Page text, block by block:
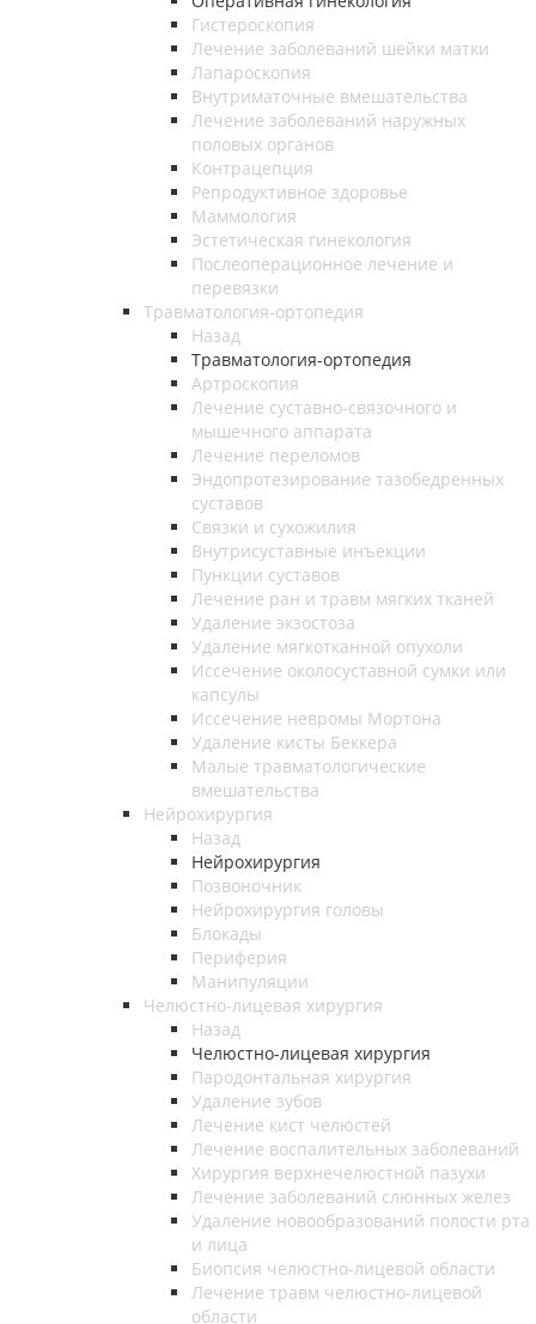
Гистероскопия
Лечение заболеваний шейки матки
Лапароскопия
Внутриматочные вмешательства
Лечение заболеваний наружных
половых органов
Контрацепция
Репродуктивное здоровье
Маммология
Эстетическая гинекология
Послеоперационное лечение и
перевязки
Травматология-ортопедия
Назад
Травматология-ортопедия
Артроскопия
Лечение суставно-связочного и
мышечного аппарата
Лечение переломов
Эндопротезирование тазобедренных
суставов
Связки и сухожилия
Внутрисуставные инъекции
Пункции суставов
Лечение ран и травм мягких тканей
Удаление экзостоза
Удаление мягкотканной опухоли
Иссечение околосуставной сумки или
капсулы
Иссечение невромы Мортона
Удаление кисты Беккера
Малые травматологические
вмешательства
Нейрохирургия
Назад
Нейрохирургия
Позвоночник
Нейрохирургия головы
Блокады
Периферия
Манипуляции
Челюстно-лицевая хирургия
Назад
Челюстно-лицевая хирургия
Пародонтальная хирургия
Удаление зубов
Лечение кист челюстей
Лечение воспалительных заболеваний
Хирургия верхнечелюстной пазухи
Лечение заболеваний слюнных желез
Удаление новообразований полости рта
и лица
Биопсия челюстно-лицевой области
Лечение травм челюстно-лицевой
области